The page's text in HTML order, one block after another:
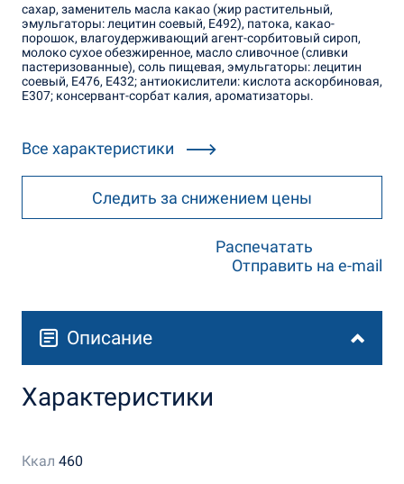
сахар, заменитель масла какао (жир растительный,
эмульгаторы: лецитин соевый, Е492), патока, какао-
порошок, влагоудерживающий агент-сорбитовый сироп,
молоко сухое обезжиренное, масло сливочное (сливки
пастеризованные), соль пищевая, эмульгаторы: лецитин
соевый, Е476, Е432; антиокислители: кислота аскорбиновая,
Е307; консервант-сорбат калия, ароматизаторы.
Все характеристики
Следить за снижением цены
Распечатать
Отправить на e-mail
Описание
Характеристики
Ккал 460